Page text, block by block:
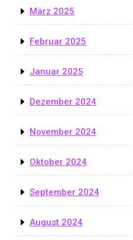
März 2025
Februar 2025
Januar 2025
Dezember 2024
November 2024
Oktober 2024
September 2024
August 2024